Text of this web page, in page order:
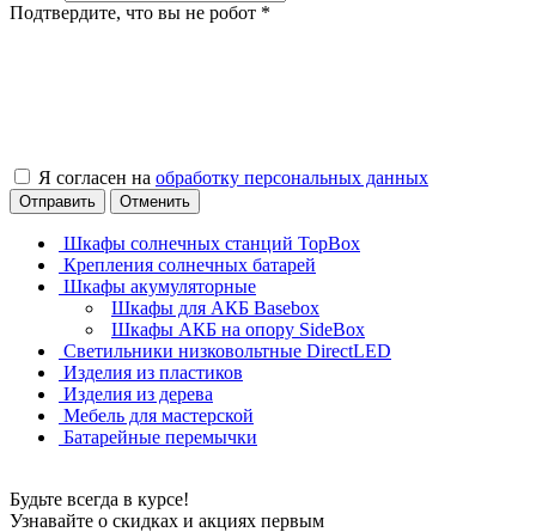
Подтвердите, что вы не робот *
Я согласен на обработку персональных данных
Отправить Отменить
Шкафы солнечных станций TopBox
Крепления солнечных батарей
Шкафы акумуляторные
Шкафы для АКБ Basebox
Шкафы АКБ на опору SideBox
Светильники низковольтные DirectLED
Изделия из пластиков
Изделия из дерева
Мебель для мастерской
Батарейные перемычки
Будьте всегда в курсе!
Узнавайте о скидках и акциях первым